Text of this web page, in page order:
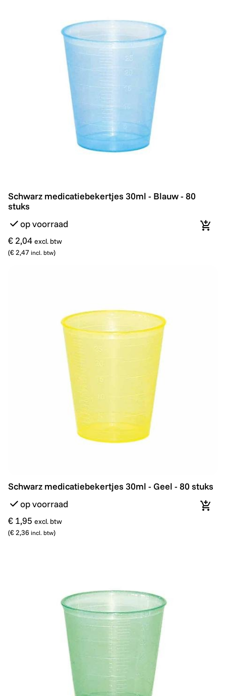
Schwarz medicatiebekertjes 30ml - Blauw - 80 stuks
Schwarz medicatiebekertjes 30ml - Blauw - 80
stuks
op voorraad
€ 2,04 excl. btw
(€ 2,47 incl. btw)
In
Schwarz medicatiebekertjes 30ml - Geel - 80 stuks
Schwarz medicatiebekertjes 30ml - Geel - 80 stuks
op voorraad
€ 1,95 excl. btw
(€ 2,36 incl. btw)
In